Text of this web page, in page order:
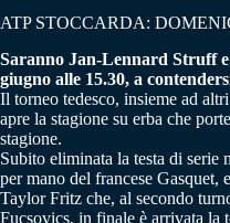
ATP STOCCARDA:
Saranno Jan-Lennard Struff
giugno alle 15.30, a
Il torneo tedesco, insieme ad
apre la stagione su erba che
stagione.
Subito eliminata la testa di serie
per mano del francese Gasquet,
Taylor Fritz che, al secondo
Fucsovics, in finale è arrivata la